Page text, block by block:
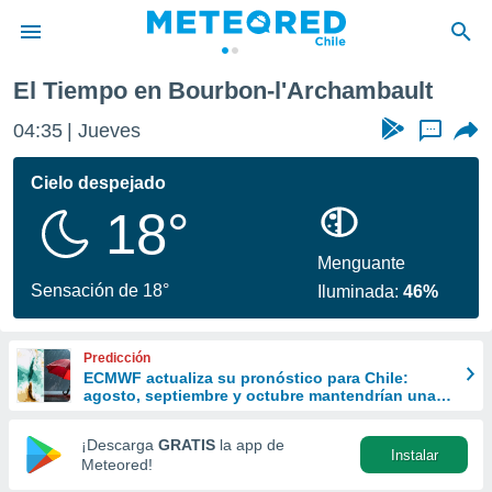
de
por
se
calidad.
a este
las
y
forma
digital
basada
El Tiempo en Bourbon-l'Archambault
04:35 Jueves ...
Cielo despejado
18°
Sensación de 18°
Menguante
Iluminada:46%
Predicción
ECMWF actualiza su pronóstico para Chile:
agosto, septiembre y octubre mantendrían una
¡Descarga GRATIS la app de
Meteored!
Instalar